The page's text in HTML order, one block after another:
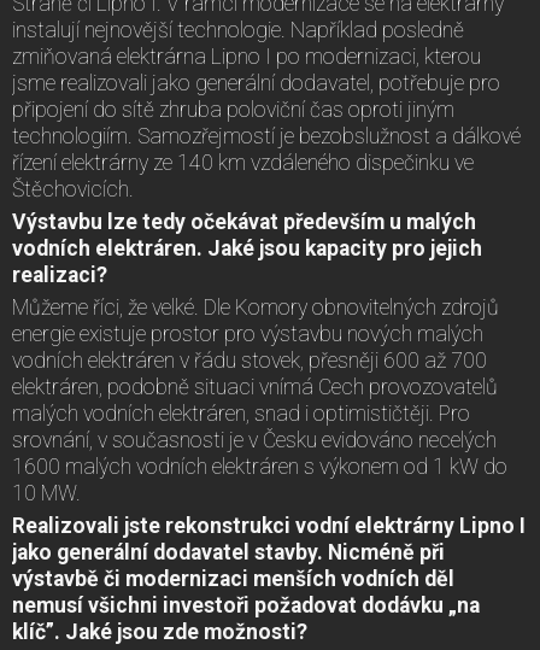
instalují nejnovější technologie. Například posledně
zmiňovaná elektrárna Lipno I po modernizaci, kterou
jsme realizovali jako generální dodavatel, potřebuje pro
připojení do sítě zhruba poloviční čas oproti jiným
technologiím. Samozřejmostí je bezobslužnost a dálkové
řízení elektrárny ze 140 km vzdáleného dispečinku ve
Štěchovicích.
Výstavbu lze tedy očekávat především u malých
vodních elektráren. Jaké jsou kapacity pro jejich
realizaci?
Můžeme říci, že velké. Dle Komory obnovitelných zdrojů
energie existuje prostor pro výstavbu nových malých
vodních elektráren v řádu stovek, přesněji 600 až 700
elektráren, podobně situaci vnímá Cech provozovatelů
malých vodních elektráren, snad i optimističtěji. Pro
srovnání, v současnosti je v Česku evidováno necelých
1600 malých vodních elektráren s výkonem od 1 kW do
10 MW.
Realizovali jste rekonstrukci vodní elektrárny Lipno I
jako generální dodavatel stavby. Nicméně při
výstavbě či modernizaci menších vodních děl
nemusí všichni investoři požadovat dodávku „na
klíč”. Jaké jsou zde možnosti?